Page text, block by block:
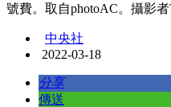
號費。取自photoAC。攝影者
中央社
2022-03-18
分享
傳送